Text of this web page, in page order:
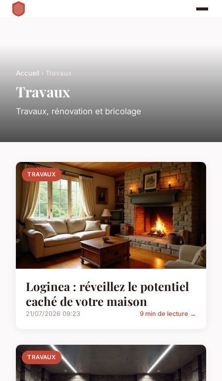
Accueil › Travaux
Travaux
Travaux, rénovation et bricolage
TRAVAUX
Loginea : réveillez le potentiel
caché de votre maison
21/07/2026 09:23 9 min de lecture →
TRAVAUX